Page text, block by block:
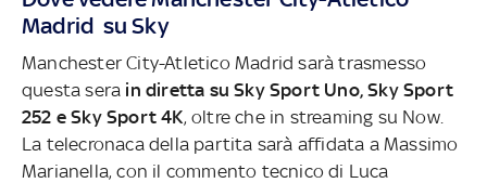
Madrid su Sky
Manchester City-Atletico Madrid sarà trasmesso
questa sera in diretta su Sky Sport Uno, Sky Sport
252 e Sky Sport 4K, oltre che in streaming su Now.
La telecronaca della partita sarà affidata a Massimo
Marianella, con il commento tecnico di Luca